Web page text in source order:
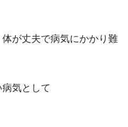
が丈夫で病気にかかり難
気として